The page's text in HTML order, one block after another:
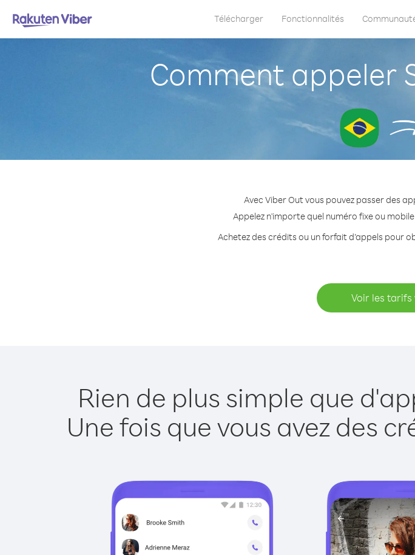
Télécharger Fonctionnalités
Comment appeler
Avec Viber Out vous pouvez passer des
Appelez n'importe quel numéro fixe ou
Achetez des crédits ou un forfait d’appels pour
Voir les tarifs
Rien de plus simple que
Une fois que vous avez des